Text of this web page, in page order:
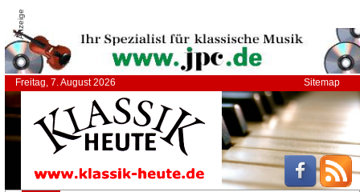
Anzeige
Freitag, 7. August 2026 Sitemap